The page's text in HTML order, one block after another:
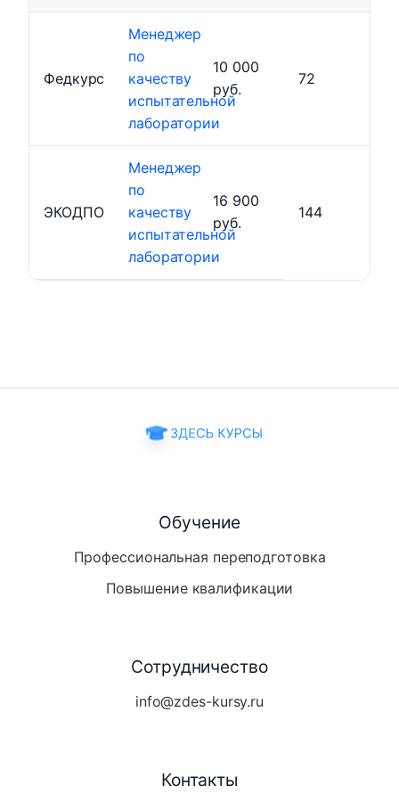
Федкурс
Менеджер
по
качеству
испытательной
лаборатории
10 000
руб.
72
ЭКОДПО
Менеджер
по
качеству
испытательной
лаборатории
16 900
руб.
144
Обучение
Профессиональная переподготовка
Повышение квалификации
Сотрудничество
info@zdes-kursy.ru
Контакты